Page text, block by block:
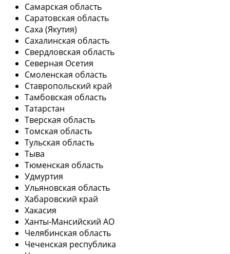
Самарская область
Саратовская область
Саха (Якутия)
Сахалинская область
Свердловская область
Северная Осетия
Смоленская область
Ставропольский край
Тамбовская область
Татарстан
Тверская область
Томская область
Тульская область
Тыва
Тюменская область
Удмуртия
Ульяновская область
Хабаровский край
Хакасия
Ханты-Мансийский АО
Челябинская область
Чеченская республика